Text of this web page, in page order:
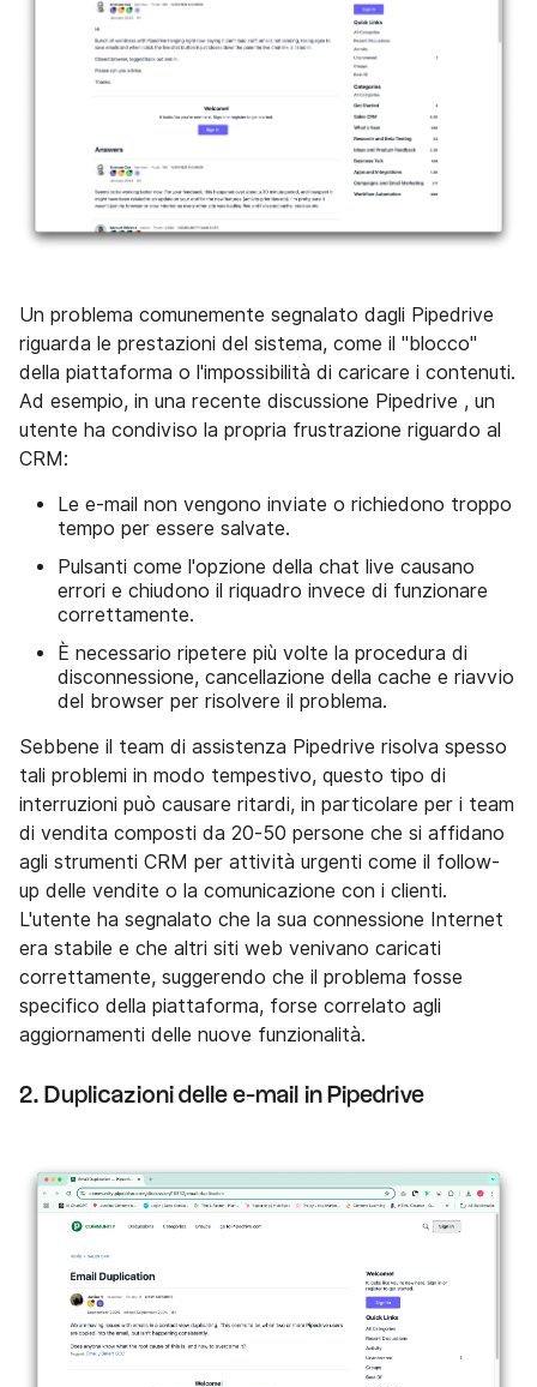
Un problema comunemente segnalato dagli Pipedrive
riguarda le prestazioni del sistema, come il "blocco"
della piattaforma o l'impossibilità di caricare i contenuti.
Ad esempio, in una recente discussione Pipedrive , un
utente ha condiviso la propria frustrazione riguardo al
CRM:
Le e-mail non vengono inviate o richiedono troppo
tempo per essere salvate.
Pulsanti come l'opzione della chat live causano
errori e chiudono il riquadro invece di funzionare
correttamente.
È necessario ripetere più volte la procedura di
disconnessione, cancellazione della cache e riavvio
del browser per risolvere il problema.
Sebbene il team di assistenza Pipedrive risolva spesso
tali problemi in modo tempestivo, questo tipo di
interruzioni può causare ritardi, in particolare per i team
di vendita composti da 20-50 persone che si affidano
agli strumenti CRM per attività urgenti come il follow-
up delle vendite o la comunicazione con i clienti.
L'utente ha segnalato che la sua connessione Internet
era stabile e che altri siti web venivano caricati
correttamente, suggerendo che il problema fosse
specifico della piattaforma, forse correlato agli
aggiornamenti delle nuove funzionalità.
2. Duplicazioni delle e-mail in Pipedrive